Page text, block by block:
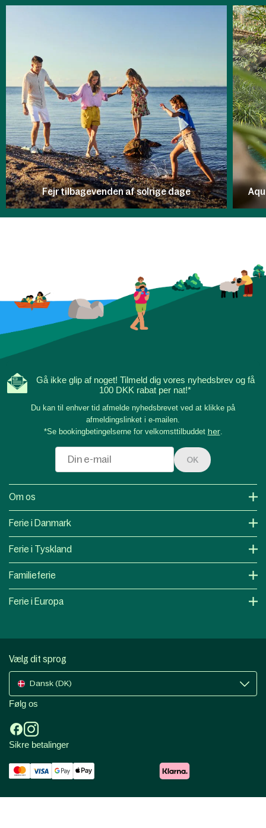
Fejr tilbagevenden af solrige dage
Gå ikke glip af noget! Tilmeld dig vores nyhedsbrev og få
100 DKK rabat per nat!*
Du kan til enhver tid afmelde nyhedsbrevet ved at klikke på
afmeldingslinket i e-mailen.
*Se bookingbetingelserne for velkomsttilbuddet her.
OK
Om os
Ferie i Danmark
Ferie i Tyskland
Familieferie
Ferie i Europa
Vælg dit sprog
Dansk (DK)
Følg os
Sikre betalinger